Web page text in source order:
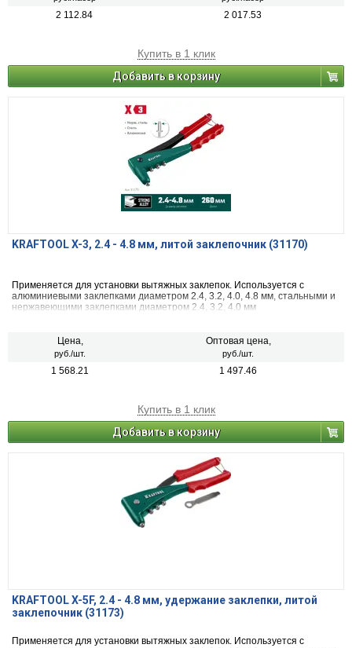
2 112.84 2 017.53
Купить в 1 клик
Добавить в корзину
KRAFTOOL X-3, 2.4 - 4.8 мм, литой заклепочник (31170)
Применяется для установки вытяжных заклепок. Используется с
алюминиевыми заклепками диаметром 2.4, 3.2, 4.0, 4.8 мм, стальными и
нержавеющими заклепками диаметром 2.4, 3.2, 4.0 мм
Цена,
руб./шт.
Оптовая цена,
руб./шт.
1 568.21 1 497.46
Купить в 1 клик
Добавить в корзину
KRAFTOOL X-5F, 2.4 - 4.8 мм, удержание заклепки, литой
заклепочник (31173)
Применяется для установки вытяжных заклепок. Используется с